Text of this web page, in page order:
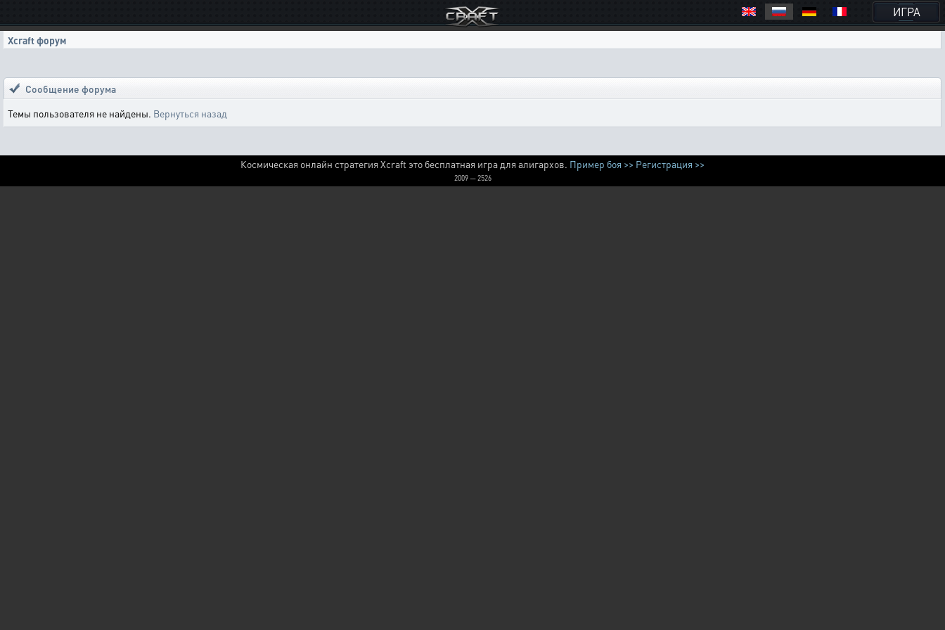
ИГРА
Xcraft форум
Сообщение форума
Темы пользователя не найдены. Вернуться назад
Космическая онлайн стратегия Xcraft это бесплатная игра для алигархов. Пример боя >> Регистрация >>
2009 — 2526